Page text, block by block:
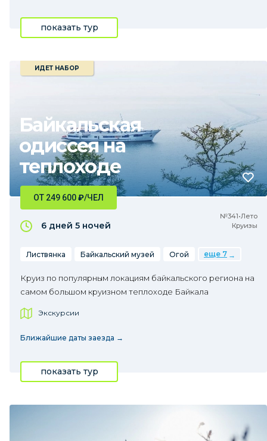
показать тур
Байкальская
одиссея на
теплоходе
ИДЕТ НАБОР
№341•Лето
Круизы
ОТ 249 600₽/ЧЕЛ
6 дней 5 ночей
Листвянка Байкальский музей Огой еще 7
Круиз по популярным локациям байкальского региона на
самом большом круизном теплоходе Байкала
Экскурсии
Ближайшие даты заезда →
показать тур